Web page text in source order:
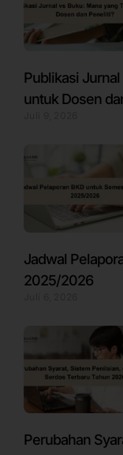
Publikasi
untuk Dosen
Jadwal
2025/2026
Perubahan